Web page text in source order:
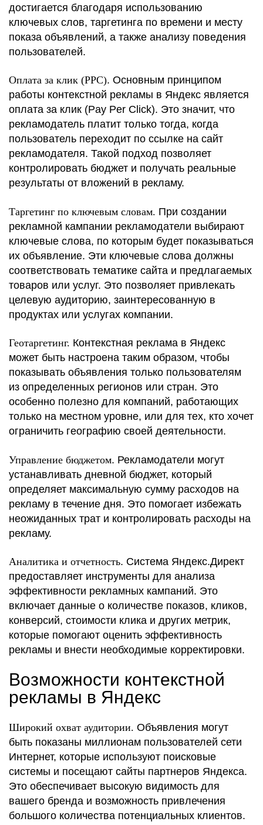
достигается благодаря использованию
ключевых слов, таргетинга по времени и месту
показа объявлений, а также анализу поведения
пользователей.
Оплата за клик (PPC). Основным принципом
работы контекстной рекламы в Яндекс является
оплата за клик (Pay Per Click). Это значит, что
рекламодатель платит только тогда, когда
пользователь переходит по ссылке на сайт
рекламодателя. Такой подход позволяет
контролировать бюджет и получать реальные
результаты от вложений в рекламу.
Таргетинг по ключевым словам. При создании
рекламной кампании рекламодатели выбирают
ключевые слова, по которым будет показываться
их объявление. Эти ключевые слова должны
соответствовать тематике сайта и предлагаемых
товаров или услуг. Это позволяет привлекать
целевую аудиторию, заинтересованную в
продуктах или услугах компании.
Геотаргетинг. Контекстная реклама в Яндекс
может быть настроена таким образом, чтобы
показывать объявления только пользователям
из определенных регионов или стран. Это
особенно полезно для компаний, работающих
только на местном уровне, или для тех, кто хочет
ограничить географию своей деятельности.
Управление бюджетом. Рекламодатели могут
устанавливать дневной бюджет, который
определяет максимальную сумму расходов на
рекламу в течение дня. Это помогает избежать
неожиданных трат и контролировать расходы на
рекламу.
Аналитика и отчетность. Система Яндекс.Директ
предоставляет инструменты для анализа
эффективности рекламных кампаний. Это
включает данные о количестве показов, кликов,
конверсий, стоимости клика и других метрик,
которые помогают оценить эффективность
рекламы и внести необходимые корректировки.
Возможности контекстной
рекламы в Яндекс
Широкий охват аудитории. Объявления могут
быть показаны миллионам пользователей сети
Интернет, которые используют поисковые
системы и посещают сайты партнеров Яндекса.
Это обеспечивает высокую видимость для
вашего бренда и возможность привлечения
большого количества потенциальных клиентов.